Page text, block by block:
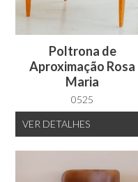
Poltrona de
Aproximação Rosa
Maria
0525
VER DETALHES